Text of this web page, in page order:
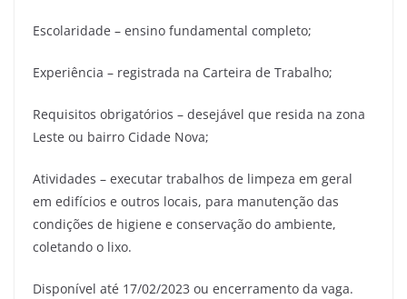
Escolaridade – ensino fundamental completo;
Experiência – registrada na Carteira de Trabalho;
Requisitos obrigatórios – desejável que resida na zona
Leste ou bairro Cidade Nova;
Atividades – executar trabalhos de limpeza em geral
em edifícios e outros locais, para manutenção das
condições de higiene e conservação do ambiente,
coletando o lixo.
Disponível até 17/02/2023 ou encerramento da vaga.